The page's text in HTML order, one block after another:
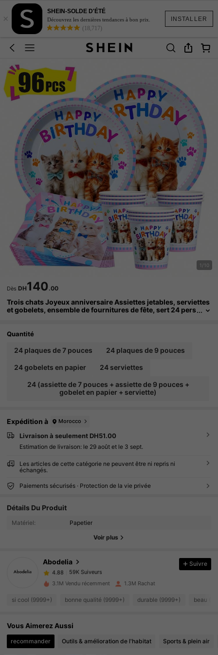
INSTALLER
×
SHEIN-SOLDE D'ÉTÉ
Découvrez les dernières tendances à bon prix.
(18,717)
1/10
Dès DH140.00
Trois chats Joyeux anniversaire Assiettes jetables, serviettes
et gobelets, ensemble de fournitures de fête, sert 24 pers
niques en famille.
Quantité
24 plaques de 7 pouces 24 plaques de 9 pouces
24 gobelets en papier 24 serviettes
24 (assiette de 7 pouces + assiette de 9 pouces +
gobelet en papier + serviette)
Expédition à Morocco
Livraison à seulement DH51.00
Estimation de livraison: le 29 août et le 3 sept.
Les articles de cette catégorie ne peuvent être ni repris ni
échangés.
Paiements sécurisés · Protection de la vie privée
Détails Du Produit
Matériel: Papetier
Voir plus
Abodelia
59K Suiveurs
4.88
59K Suiveurs
a***0
a suiviIl y a 8 heures
4.88
Suivre
3.1M Vendu récemment 1.3M Rachat
si cool (9999+) bonne qualité (9999+) durable (9999+) beau
Vous Aimerez Aussi
recommander Outils & amélioration de l'habitat Sports & plein air